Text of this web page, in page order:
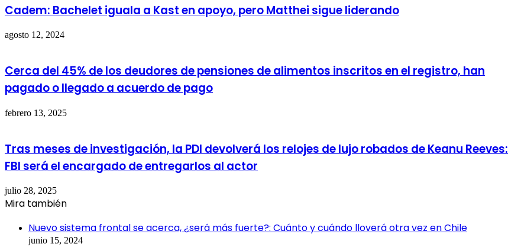
Cadem: Bachelet iguala a Kast en apoyo, pero Matthei sigue liderando
agosto 12, 2024
Cerca del 45% de los deudores de pensiones de alimentos inscritos en el registro, han
pagado o llegado a acuerdo de pago
febrero 13, 2025
Tras meses de investigación, la PDI devolverá los relojes de lujo robados de Keanu Reeves:
FBI será el encargado de entregarlos al actor
julio 28, 2025
Mira también
Nuevo sistema frontal se acerca, ¿será más fuerte?: Cuánto y cuándo lloverá otra vez en Chile
junio 15, 2024